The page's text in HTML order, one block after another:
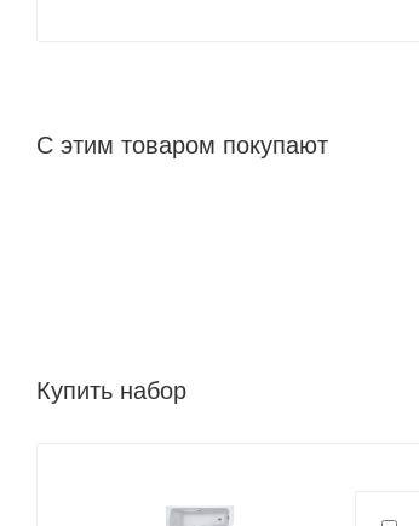
С этим товаром покупают
Купить набор